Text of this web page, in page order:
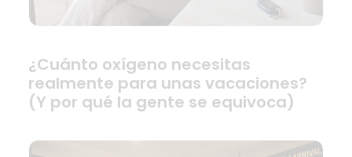
¿Cuánto oxígeno necesitas
realmente para unas vacaciones?
(Y por qué la gente se equivoca)